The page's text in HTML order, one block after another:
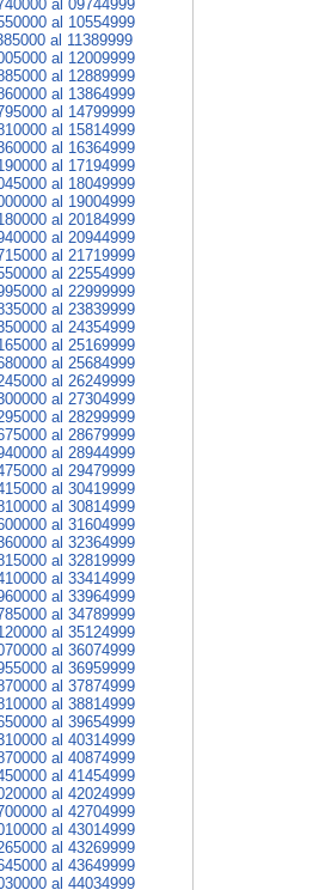
al 09744999
al 10554999
al 11389999
al 12009999
al 12889999
al 13864999
al 14799999
al 15814999
al 16364999
al 17194999
al 18049999
al 19004999
al 20184999
al 20944999
al 21719999
al 22554999
al 22999999
al 23839999
al 24354999
al 25169999
al 25684999
al 26249999
al 27304999
al 28299999
al 28679999
al 28944999
al 29479999
al 30419999
al 30814999
al 31604999
al 32364999
al 32819999
al 33414999
al 33964999
al 34789999
al 35124999
al 36074999
al 36959999
al 37874999
al 38814999
al 39654999
al 40314999
al 40874999
al 41454999
al 42024999
al 42704999
al 43014999
al 43269999
al 43649999
al 44034999